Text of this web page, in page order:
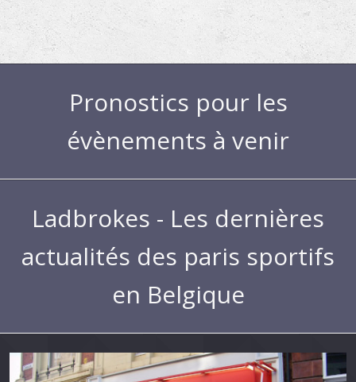
Pronostics pour les
évènements à venir
Ladbrokes - Les dernières
actualités des paris sportifs
en Belgique